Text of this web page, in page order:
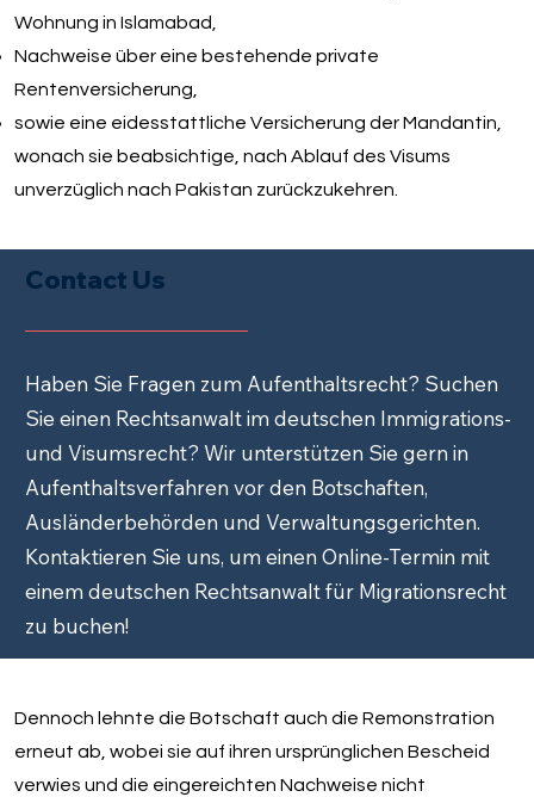
Wohnung in Islamabad,
Nachweise über eine bestehende private
Rentenversicherung,
sowie eine eidesstattliche Versicherung der Mandantin,
wonach sie beabsichtige, nach Ablauf des Visums
unverzüglich nach Pakistan zurückzukehren.
Contact Us
Haben Sie Fragen zum Aufenthaltsrecht? Suchen
Sie einen Rechtsanwalt im deutschen Immigrations-
und Visumsrecht? Wir unterstützen Sie gern in
Aufenthaltsverfahren vor den Botschaften,
Ausländerbehörden und Verwaltungsgerichten.
Kontaktieren Sie uns, um einen Online-Termin mit
einem deutschen Rechtsanwalt für Migrationsrecht
zu buchen!
Dennoch lehnte die Botschaft auch die Remonstration
erneut ab, wobei sie auf ihren ursprünglichen Bescheid
verwies und die eingereichten Nachweise nicht